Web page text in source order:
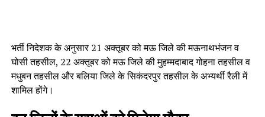
भर्ती निदेशक के अनुसार 21 अक्तूबर को मऊ जिले की मऊनाथभंजन व
घोसी तहसील, 22 अक्तूबर को मऊ जिले की मुहम्मदाबाद गोहना तहसील व
मधुबन तहसील और बलिया जिले के सिकंदरपुर तहसील के अभ्यर्थी रैली में
शामिल होंगे।